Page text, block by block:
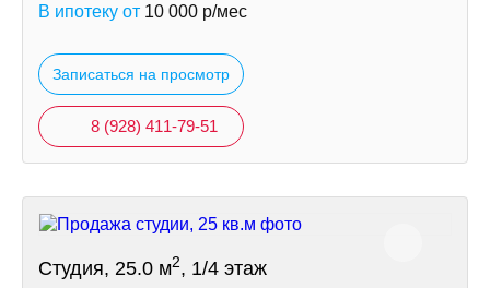
В ипотеку от 10 000 р/мес
Записаться на просмотр
8 (928) 411-79-51
Студия, 25.0 м2, 1/4 этаж